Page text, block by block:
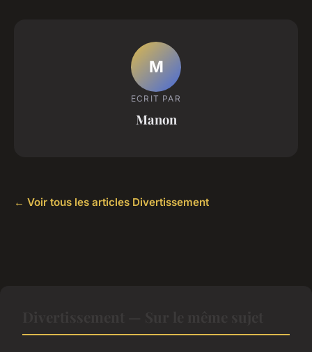
M
ECRIT PAR
Manon
← Voir tous les articles Divertissement